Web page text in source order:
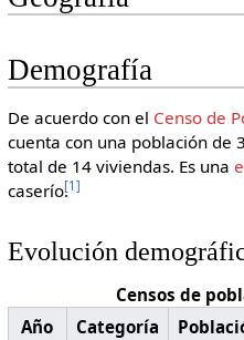
Demografía
De acuerdo con el Censo de
cuenta con una población de
total de 14 viviendas. Es una
caserío.[1 ]
Evolución
Censos de
Año
Categoría